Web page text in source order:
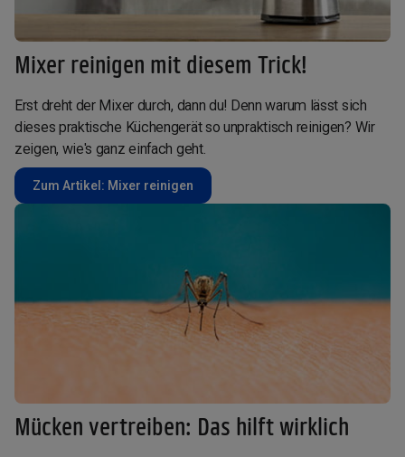
Mixer reinigen mit diesem Trick!
Erst dreht der Mixer durch, dann du! Denn warum lässt sich
dieses praktische Küchengerät so unpraktisch reinigen? Wir
zeigen, wie's ganz einfach geht.
Zum Artikel: Mixer reinigen
Mücken vertreiben: Das hilft wirklich